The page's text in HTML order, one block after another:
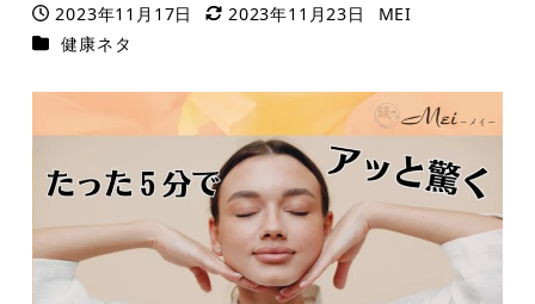
投稿日
2023年11月17日
更新日
2023年11月23日
著
MEI
カテゴリー
健康ネタ